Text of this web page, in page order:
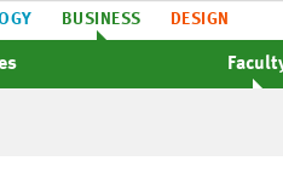
BUSINESS DESIGN